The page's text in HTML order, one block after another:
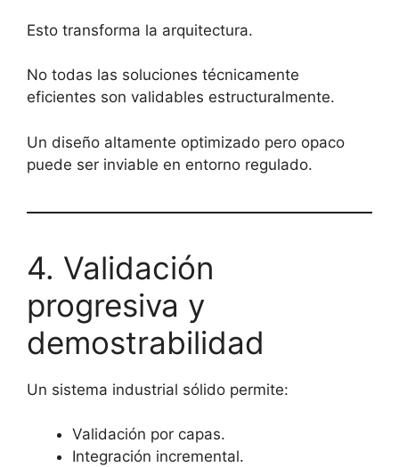
Esto transforma la arquitectura.
No todas las soluciones técnicamente
eficientes son validables estructuralmente.
Un diseño altamente optimizado pero opaco
puede ser inviable en entorno regulado.
4. Validación
progresiva y
demostrabilidad
Un sistema industrial sólido permite:
Validación por capas.
Integración incremental.